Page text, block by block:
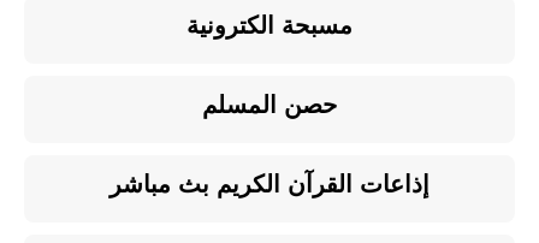
مسبحة الكترونية
حصن المسلم
إذاعات القرآن الكريم بث مباشر